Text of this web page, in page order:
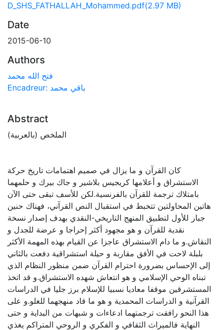
D_SHS_FATHALLAH_Mohammed.pdf(2.97 MB)
Date
2015-06-10
Authors
فتح الله محمد
Encadreur: باقي محمد
Abstract
الملخص (بالعربية)
كان القرآن و ما يزال في صميم اهتمامات تاريخ حركة
الاستشراق و أعلامها كريجيس بلاشير و جاك بيرك و حلمهما
بامتلاك ترجمة للقرآن بالفرنسية.لكن للأسف تبقى حتى الآن
هاتين المحاولتين تتخبط في استقبال النص القرآني، فهناك حنين
جبار للأول لتطبيق المنهج التاريخي-النقدي بهدف إصدار نسخة
نقدية للقرآن و هو مجهود أكثر إحراجا و عرضة للجدل و
النقاش.و ما دام الاستشراق عاجزا عن القيام بهذه المهمة الأكثر
بلبلة لاحت في الأفق مقاربة و حيلة استشراقية دفعت بالثاني
إلى الإحساس بضرورة احترام القرآن ضمن منظور النظام الذي
تبناه الوحي الإسلامي و هو انتعاش شهده الاستشراق.و قد اتخذ
المستشرقين موقفا معاديا نسبيا للإسلام برز جليا في الدراسات
القرآنية و الدراسات المحمدية و هو ما قاد منهجهما للغلو.و على
هذا النحو رافقت ترجمتهما ادعاءات و شبهات من البداية و حتى
النهاية فالميراث الثقافي و الفكري و الروحي المتراكم يغذي